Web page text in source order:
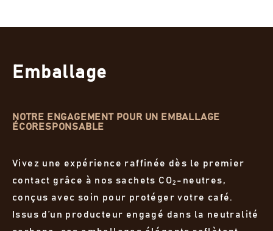
Emballage
NOTRE ENGAGEMENT POUR UN EMBALLAGE
ÉCORESPONSABLE
Vivez une expérience raffinée dès le premier
contact grâce à nos sachets CO₂-neutres,
conçus avec soin pour protéger votre café.
Issus d’un producteur engagé dans la neutralité